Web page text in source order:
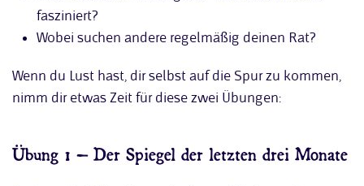
fasziniert?
Wobei suchen andere regelmäßig deinen Rat?
Wenn du Lust hast, dir selbst auf die Spur zu kommen,
nimm dir etwas Zeit für diese zwei Übungen:
Übung 1 – Der Spiegel der letzten drei Monate